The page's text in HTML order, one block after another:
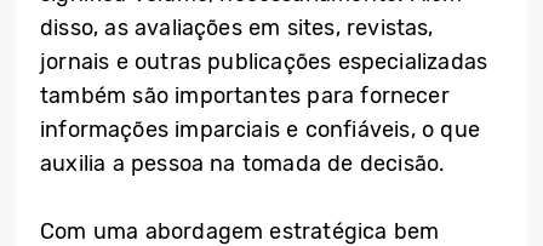
disso, as avaliações em sites, revistas,
jornais e outras publicações especializadas
também são importantes para fornecer
informações imparciais e confiáveis, o que
auxilia a pessoa na tomada de decisão.
Com uma abordagem estratégica bem